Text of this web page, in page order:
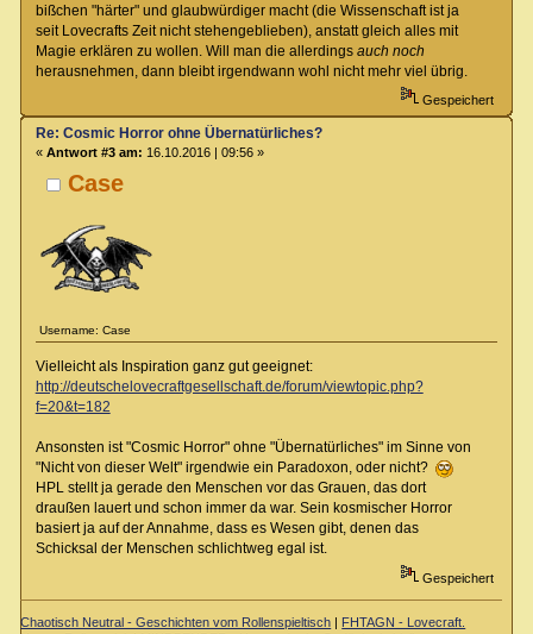
bißchen "härter" und glaubwürdiger macht (die Wissenschaft ist ja
seit Lovecrafts Zeit nicht stehengeblieben), anstatt gleich alles mit
Magie erklären zu wollen. Will man die allerdings auch noch
herausnehmen, dann bleibt irgendwann wohl nicht mehr viel übrig.
Gespeichert
Case
Username: Case
Re: Cosmic Horror ohne Übernatürliches?
« Antwort #3 am: 16.10.2016 | 09:56 »
Vielleicht als Inspiration ganz gut geeignet:
http://deutschelovecraftgesellschaft.de/forum/viewtopic.php?
f=20&t=182
Ansonsten ist "Cosmic Horror" ohne "Übernatürliches" im Sinne von
"Nicht von dieser Welt" irgendwie ein Paradoxon, oder nicht?
HPL stellt ja gerade den Menschen vor das Grauen, das dort
draußen lauert und schon immer da war. Sein kosmischer Horror
basiert ja auf der Annahme, dass es Wesen gibt, denen das
Schicksal der Menschen schlichtweg egal ist.
Gespeichert
Chaotisch Neutral - Geschichten vom Rollenspieltisch | FHTAGN - Lovecraft.